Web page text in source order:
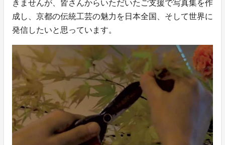
きませんが、皆さんからいただいたご支援で写真集を作
成し、京都の伝統工芸の魅力を日本全国、そして世界に
発信したいと思っています。